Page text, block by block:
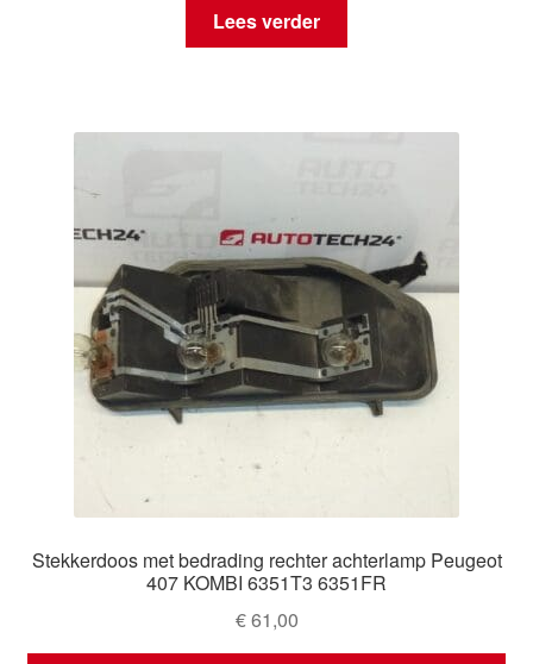
Lees verder
Stekkerdoos met bedrading rechter achterlamp Peugeot
407 KOMBI 6351T3 6351FR
€61,00